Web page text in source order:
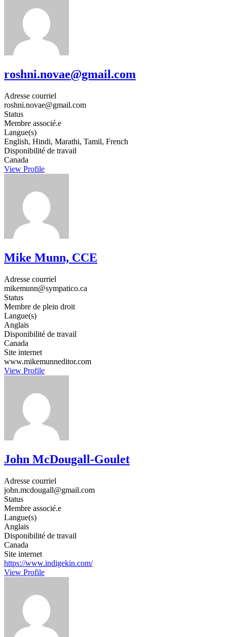
roshni.novae@gmail.com
Adresse courriel
roshni.novae@gmail.com
Status
Membre associé.e
Langue(s)
English, Hindi, Marathi, Tamil, French
Disponibilité de travail
Canada
View Profile
Mike Munn, CCE
Adresse courriel
mikemunn@sympatico.ca
Status
Membre de plein droit
Langue(s)
Anglais
Disponibilité de travail
Canada
Site internet
www.mikemunneditor.com
View Profile
John McDougall-Goulet
Adresse courriel
john.mcdougall@gmail.com
Status
Membre associé.e
Langue(s)
Anglais
Disponibilité de travail
Canada
Site internet
https://www.indigekin.com/
View Profile